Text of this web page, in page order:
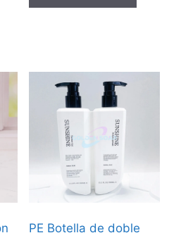
PE Botella de doble